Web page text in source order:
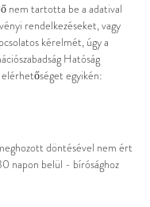
nem tartotta be a adatival
rendelkezéseket, vagy
kérelmét, úgy a
Hatóság
egyikén:
döntésével nem ért
napon belül - bírósághoz